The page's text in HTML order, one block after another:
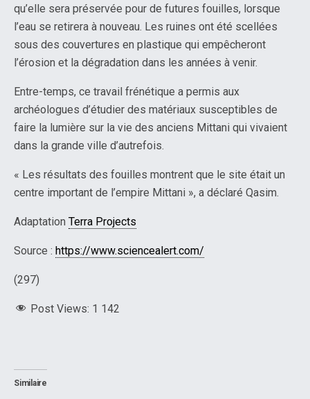
qu’elle sera préservée pour de futures fouilles, lorsque
l’eau se retirera à nouveau. Les ruines ont été scellées
sous des couvertures en plastique qui empêcheront
l’érosion et la dégradation dans les années à venir.
Entre-temps, ce travail frénétique a permis aux
archéologues d’étudier des matériaux susceptibles de
faire la lumière sur la vie des anciens Mittani qui vivaient
dans la grande ville d’autrefois.
« Les résultats des fouilles montrent que le site était un
centre important de l’empire Mittani », a déclaré Qasim.
Adaptation Terra Projects
Source : https://www.sciencealert.com/
(297)
Post Views: 1 142
Similaire